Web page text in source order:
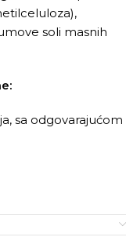
soli masnih
sa odgovarajućom